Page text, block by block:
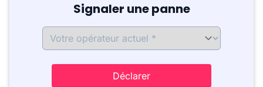
Signaler une panne
Déclarer